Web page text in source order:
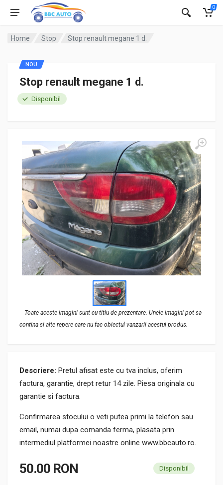
0
Home Stop Stop renault megane 1 d.
Toate aceste imagini sunt cu titlu de prezentare. Unele imagini pot sa
contina si alte repere care nu fac obiectul vanzarii acestui produs.
Stop renault megane 1 d.
Disponibil
Descriere: Pretul afisat este cu tva inclus, oferim
factura, garantie, drept retur 14 zile. Piesa originala cu
garantie si factura.
Confirmarea stocului o veti putea primi la telefon sau
email, numai dupa comanda ferma, plasata prin
intermediul platformei noastre online www.bbcauto.ro.
NOU
50.00 RON Disponibil